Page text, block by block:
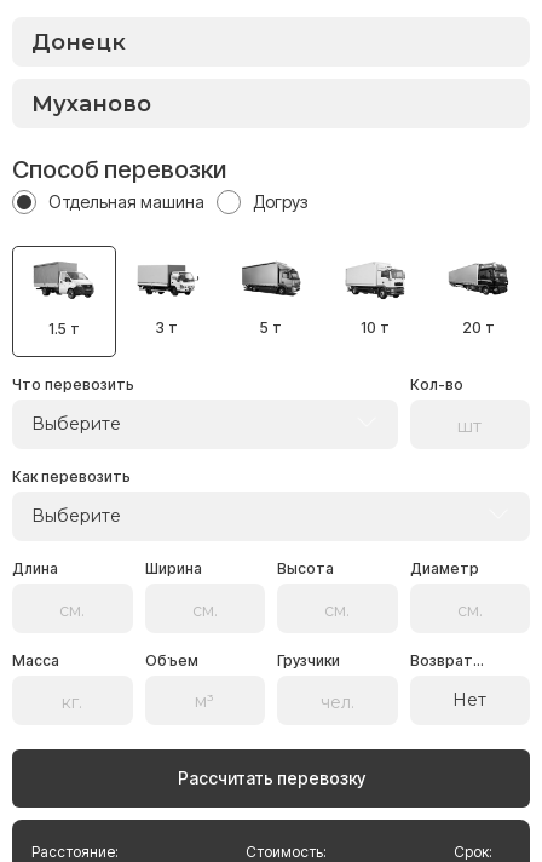
Способ перевозки
Отдельная машина Догруз
1.5 т 3 т 5 т 10 т 20 т
Что перевозить
Выберите
Кол-во
Как перевозить
Выберите
Длина Ширина Высота Диаметр
Масса Объем Грузчики Возврат...
Нет
Рассчитать перевозку
Стоимость:
Расстояние: Срок: